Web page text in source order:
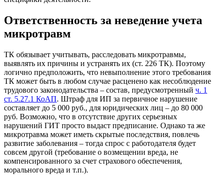
Ответственность за неведение учета
микротравм
ТК обязывает учитывать, расследовать микротравмы,
выявлять их причины и устранять их (ст. 226 ТК). Поэтому
логично предположить, что невыполнение этого требования
ТК может быть в любом случае расценено как несоблюдение
трудового законодательства – состав, предусмотренный ч. 1
ст. 5.27.1 КоАП. Штраф для ИП за первичное нарушение
составляет до 5 000 руб., для юридических лиц – до 80 000
руб. Возможно, что в отсутствие других серьезных
нарушений ГИТ просто выдаст предписание. Однако та же
микротравма может иметь скрытые последствия, повлечь
развитие заболевания – тогда спрос с работодателя будет
совсем другой (требование о возмещении вреда, не
компенсированного за счет страхового обеспечения,
морального вреда и т.п.).